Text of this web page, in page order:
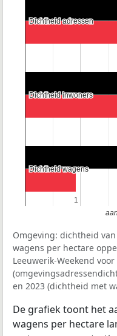
1
1
Dichtheid adressen
Dichtheid adressen
Dichtheid inwoners
Dichtheid inwoners
Dichtheid wagens
Dichtheid wagens
Omgeving: dichtheid
wagens per hectare
Leeuwerik-Weekend voor
en 2023 (dichtheid met
De grafiek toont het
wagens per hectare